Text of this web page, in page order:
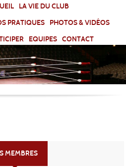
LA VIE DU CLUB
PRATIQUES
PHOTOS & VIDÉOS
EQUIPES CONTACT
MEMBRES